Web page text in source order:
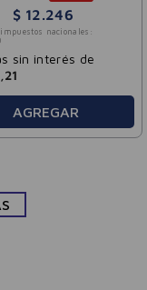
$ 12.246
nacionales:
sin interés de
21
AGREGAR